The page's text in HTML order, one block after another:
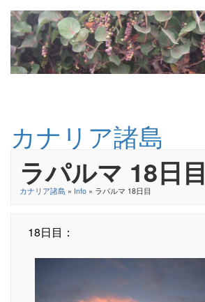
カナリア諸島
ラパルマ 18日目
カナリア諸島 » Info » ラパルマ 18日目
18日目：